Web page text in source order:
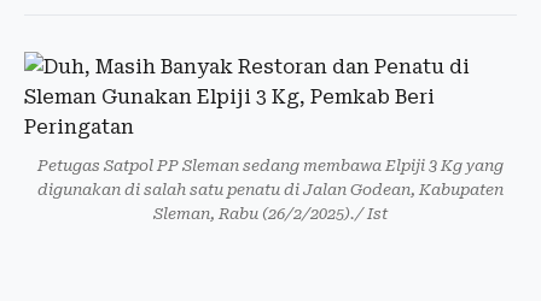
Petugas Satpol PP Sleman sedang membawa Elpiji 3 Kg yang
digunakan di salah satu penatu di Jalan Godean, Kabupaten
Sleman, Rabu (26/2/2025)./ Ist